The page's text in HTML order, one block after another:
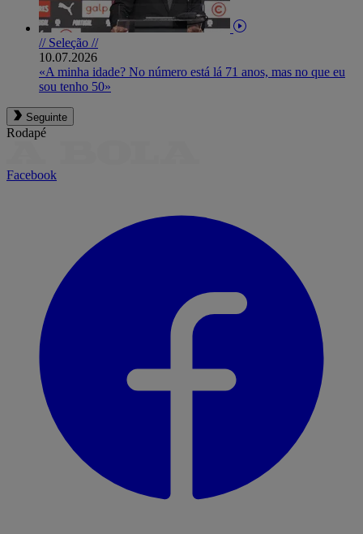
// Seleção //
10.07.2026
«A minha idade? No número está lá 71 anos, mas no que eu
sou tenho 50»
Seguinte
Rodapé
Facebook